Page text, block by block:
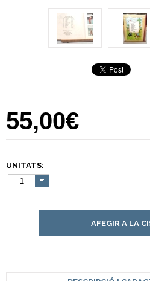
55,00€
UNITATS:
1
AFEGIR A LA